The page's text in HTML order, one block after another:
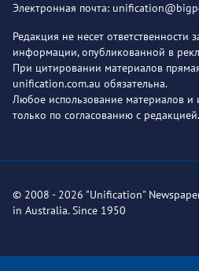
Электронная почта:
Редакция не несет ответственности
информации, опубликованной в
При цитировании материалов
unification.com.au обязательна.
Любое использование материалов
только по согласованию с редакцией.
© 2008 - 2026 "Unification"
in Australia. Since 1950